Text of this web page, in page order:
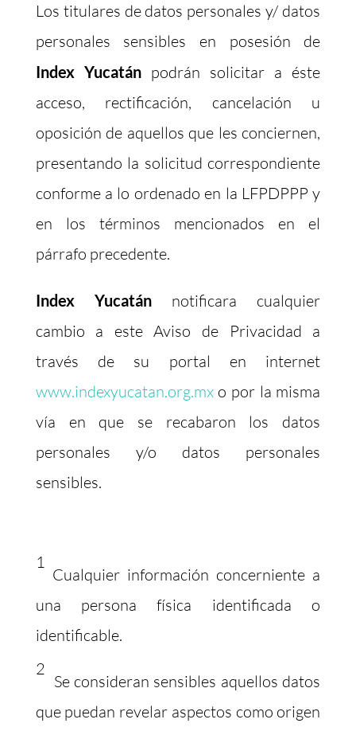
Los titulares de datos personales y/ datos
personales sensibles en posesión de
Index Yucatánpodrán solicitar a éste
acceso, rectificación, cancelación u
oposición de aquellos que les conciernen,
presentando la solicitud correspondiente
conforme a lo ordenado en la LFPDPPP y
en los términos mencionados en el
párrafo precedente.
Index Yucatánnotificara cualquier
cambio a este Aviso de Privacidad a
través de su portal en internet
www.indexyucatan.org.mxo por la misma
vía en que se recabaron los datos
personales y/o datos personales
sensibles.
1
Cualquier información concerniente a
una persona física identificada o
identificable.
2
Se consideran sensibles aquellos datos
que puedan revelar aspectos como origen